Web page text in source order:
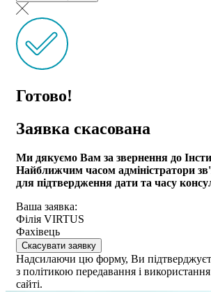
Готово!
Заявка скасована
Ми дякуємо Вам за звернення до
Найближчим часом адмiнiстратори
для пiдтвердження дати та часу
Ваша заявка:
Філія VIRTUS
Фахівець
Скасувати заявку
Надсилаючи цю форму, Ви
з політикою передавання і
сайті.